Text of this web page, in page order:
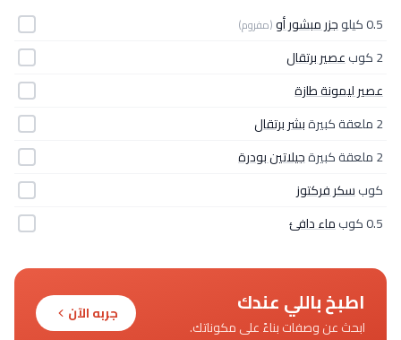
0.5 كيلو جزر مبشور أو(مفروم)
2 كوب
عصير برتقال
عصير ليمونة طازة
2 ملعقة كبيرة
بشر برتقال
2 ملعقة كبيرة
جيلاتين بودرة
كوبسكر فركتوز
0.5 كوب
ماء دافئ
اطبخ باللي عندك
ابحث عن وصفات بناءً على مكوناتك.
جربه الآن